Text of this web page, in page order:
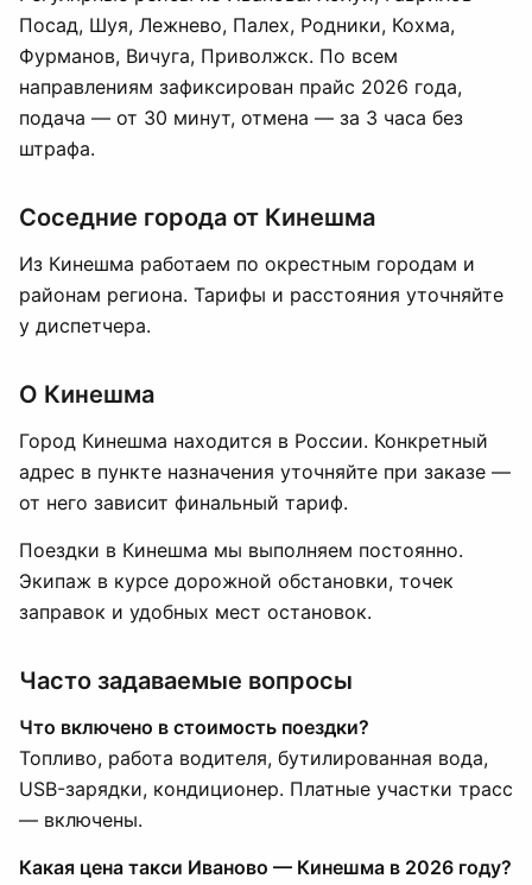
Посад, Шуя, Лежнево, Палех, Родники, Кохма,
Фурманов, Вичуга, Приволжск. По всем
направлениям зафиксирован прайс 2026 года,
подача — от 30 минут, отмена — за 3 часа без
штрафа.
Соседние города от Кинешма
Из Кинешма работаем по окрестным городам и
районам региона. Тарифы и расстояния уточняйте
у диспетчера.
О Кинешма
Город Кинешма находится в России. Конкретный
адрес в пункте назначения уточняйте при заказе —
от него зависит финальный тариф.
Поездки в Кинешма мы выполняем постоянно.
Экипаж в курсе дорожной обстановки, точек
заправок и удобных мест остановок.
Часто задаваемые вопросы
Что включено в стоимость поездки?
Топливо, работа водителя, бутилированная вода,
USB-зарядки, кондиционер. Платные участки трасс
— включены.
Какая цена такси Иваново — Кинешма в 2026 году?